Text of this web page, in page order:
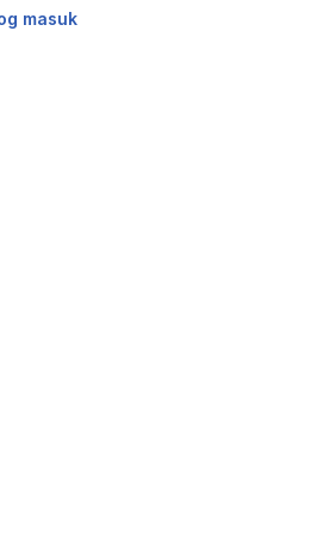
masuk